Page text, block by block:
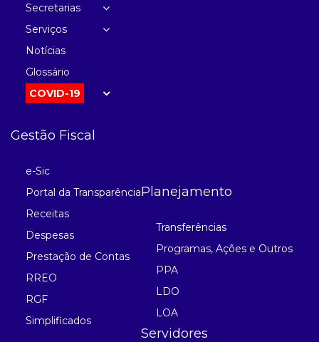
Secretarias
Serviços
Notícias
Glossário
COVID-19
Gestão Fiscal
e-Sic
Portal da Transparência
Receitas
Despesas
Prestação de Contas
RREO
RGF
Simplificados
Planejamento
Transferências
Programas, Ações e Outros
PPA
LDO
LOA
Servidores